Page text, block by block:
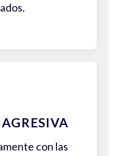
con las